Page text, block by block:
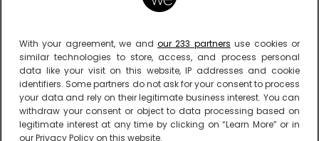
With your agreement, we and our 233 partners use cookies or
similar technologies to store, access, and process personal
data like your visit on this website, IP addresses and cookie
identifiers. Some partners do not ask for your consent to process
your data and rely on their legitimate business interest. You can
withdraw your consent or object to data processing based on
legitimate interest at any time by clicking on “Learn More” or in
our Privacy Policy on this website.
Me to We – online magazine voor ouders met
een leven
Me to We is het tegengeluid op alle zoete verhalen
over ouderschap. We laten zien hoe het vaak écht
is om moeder te zijn en blijven genadeloos